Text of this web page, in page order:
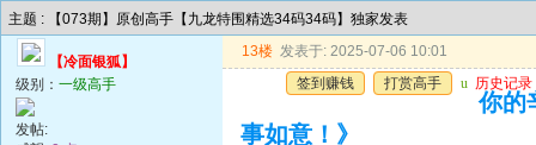
主题 : 【073期】原创高手【九龙特围精选34码34码】独家发表
【冷面银狐】
级别： 一级高手
发帖:
13楼 发表于: 2025-07-06 10:01
签到赚钱
打赏高手 u 历史记录
你的
事如意！》